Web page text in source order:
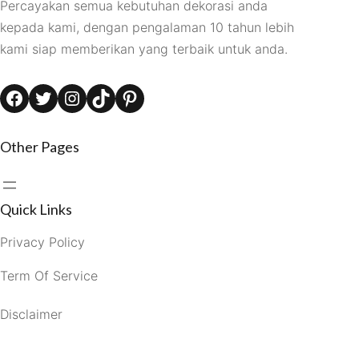
Percayakan semua kebutuhan dekorasi anda
kepada kami, dengan pengalaman 10 tahun lebih
kami siap memberikan yang terbaik untuk anda.
Facebook Twitter Instagram TikTok Pinterest
Other Pages
Quick Links
Privacy Policy
Term Of Service
Disclaimer